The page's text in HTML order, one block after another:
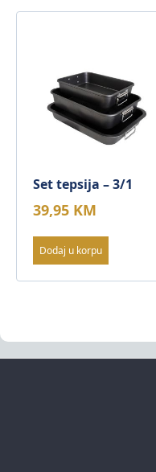
Set tepsija – 3/1
39,95 KM
Dodaj u korpu